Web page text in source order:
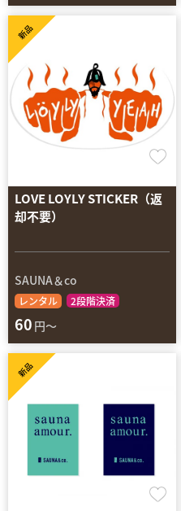
LOVE LOYLY STICKER（返
却不要）
SAUNA＆co
レンタル 2段階決済
新品
60 円～
新品